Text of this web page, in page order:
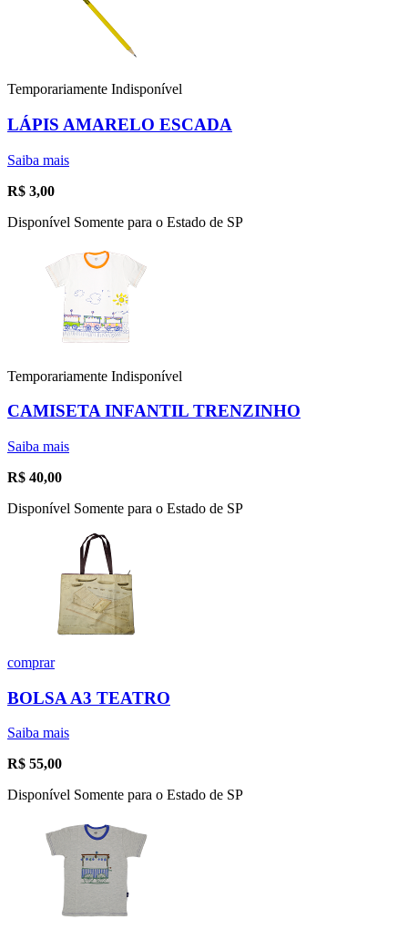
Temporariamente Indisponível
LÁPIS AMARELO ESCADA
Saiba mais
R$ 3,00
Disponível Somente para o Estado de SP
Temporariamente Indisponível
CAMISETA INFANTIL TRENZINHO
Saiba mais
R$ 40,00
Disponível Somente para o Estado de SP
comprar
BOLSA A3 TEATRO
Saiba mais
R$ 55,00
Disponível Somente para o Estado de SP